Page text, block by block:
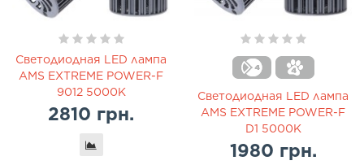
Светодиодная LED лампа
AMS EXTREME POWER-F
9012 5000K
2810 грн.
Светодиодная LED лампа
AMS EXTREME POWER-F
D1 5000K
1980 грн.